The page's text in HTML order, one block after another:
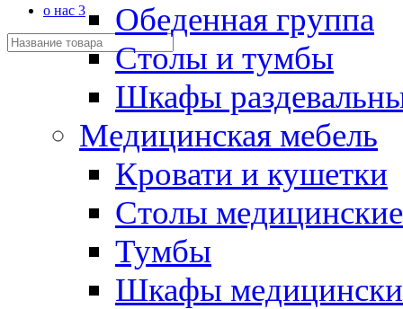
о нас 3
Обеденная группа
Столы и тумбы
Шкафы
Медицинская мебель
Кровати и кушетки
Столы медицинские
Тумбы
Шкафы